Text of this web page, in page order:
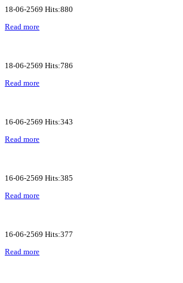
18-06-2569 Hits:880
Read more
18-06-2569 Hits:786
Read more
16-06-2569 Hits:343
Read more
16-06-2569 Hits:385
Read more
16-06-2569 Hits:377
Read more